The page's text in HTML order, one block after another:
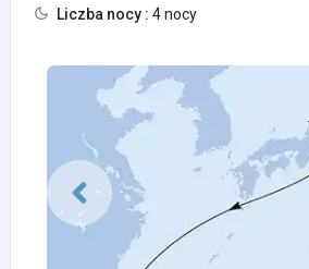
Liczba nocy : 4 nocy